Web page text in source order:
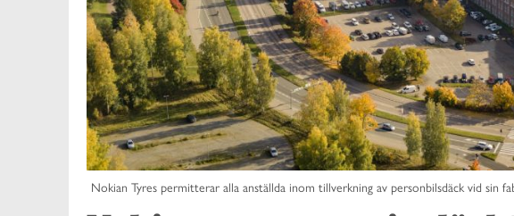
Nokian Tyres permitterar alla anställda inom tillverkning av personbilsdäck vid sin